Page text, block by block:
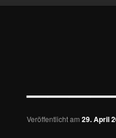
Veröffentlicht am 29. April